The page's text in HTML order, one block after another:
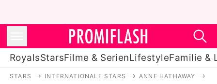
RoyalsStarsFilme & SerienLifestyleFamilie &
STARS INTERNATIONALE STARS ANNE HATHAWAY